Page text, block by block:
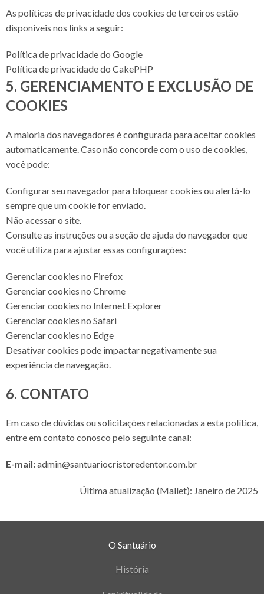
As políticas de privacidade dos cookies de terceiros estão
disponíveis nos links a seguir:
Política de privacidade do Google
Política de privacidade do CakePHP
5. GERENCIAMENTO E EXCLUSÃO DE
COOKIES
A maioria dos navegadores é configurada para aceitar cookies
automaticamente. Caso não concorde com o uso de cookies,
você pode:
Configurar seu navegador para bloquear cookies ou alertá-lo
sempre que um cookie for enviado.
Não acessar o site.
Consulte as instruções ou a seção de ajuda do navegador que
você utiliza para ajustar essas configurações:
Gerenciar cookies no Firefox
Gerenciar cookies no Chrome
Gerenciar cookies no Internet Explorer
Gerenciar cookies no Safari
Gerenciar cookies no Edge
Desativar cookies pode impactar negativamente sua
experiência de navegação.
6. CONTATO
Em caso de dúvidas ou solicitações relacionadas a esta política,
entre em contato conosco pelo seguinte canal:
E-mail:admin@santuariocristoredentor.com.br
Última atualização (Mallet): Janeiro de 2025
O Santuário
História